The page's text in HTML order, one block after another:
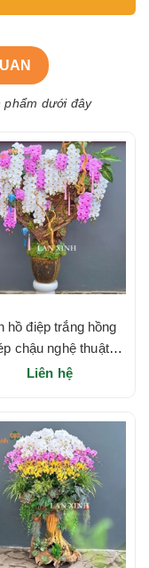
phẩm dưới đây
hồ điệp trắng hồng
chậu nghệ thuật -
HD633
Liên hệ